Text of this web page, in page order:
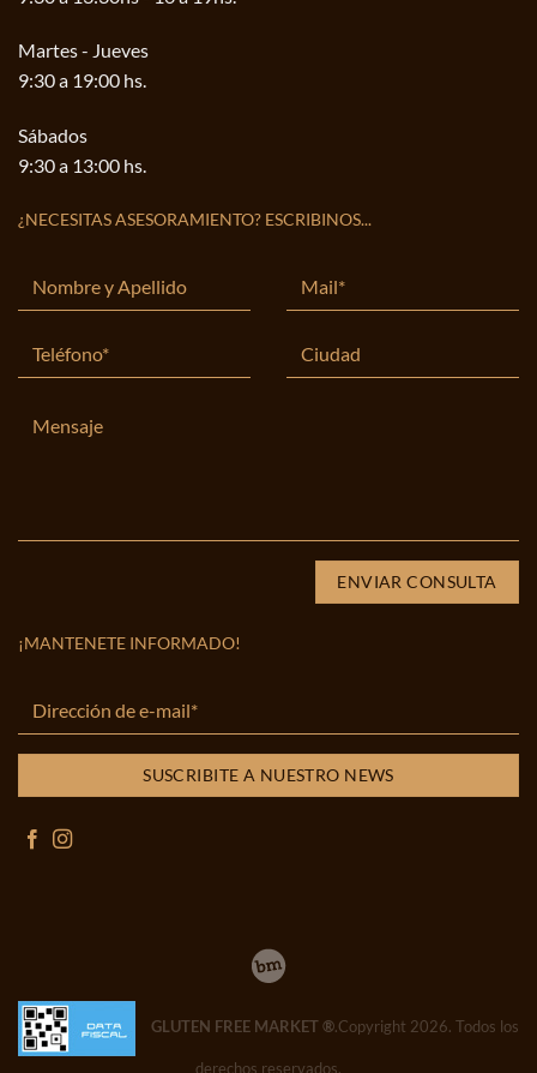
Martes - Jueves
9:30 a 19:00 hs.
Sábados
9:30 a 13:00 hs.
¿NECESITAS ASESORAMIENTO? ESCRIBINOS...
¡MANTENETE INFORMADO!
GLUTEN FREE MARKET ®.Copyright 2026. Todos los
derechos reservados.